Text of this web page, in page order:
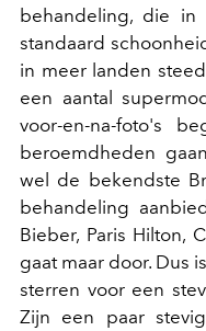
behandeling, die in
standaard
in meer landen
een aantal
voor-en-na-foto's
beroemdheden
wel de bekendste
behandeling
Bieber, Paris Hilton,
gaat maar door. Dus
sterren voor een
Zijn een paar